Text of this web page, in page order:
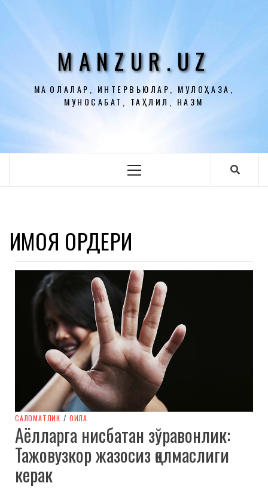
MANZUR.UZ
МАҚОЛАЛАР, ИНТЕРВЬЮЛАР, МУЛОҲАЗА,
МУНОСАБАТ, ТАҲЛИЛ, НАЗМ
меню
ҲИМОЯ ОРДЕРИ
CАЛОМАТЛИК / ОИЛА
Аёлларга нисбатан зўравонлик:
Тажовузкор жазосиз қолмаслиги
керак